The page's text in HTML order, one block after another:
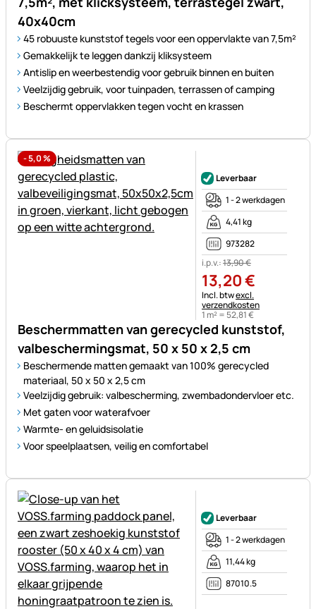
40x40cm
45 robuuste kunststof tegels voor een oppervlakte van 7,5m²
Gemakkelijk te leggen dankzij kliksysteem
Antislip en weerbestendig voor gebruik binnen en buiten
Veelzijdig gebruik, voor tuinpaden, terrassen of camping
Beschermt oppervlakken tegen vocht en krassen
-5,0%
Beschermmatten van gerecycled kunststof,
valbeschermingsmat, 50 x 50 x 2,5 cm
Beschermende matten gemaakt van 100% gerecycled
materiaal, 50 x 50 x 2,5 cm
Veelzijdig gebruik: valbescherming, zwembadondervloer etc.
Met gaten voor waterafvoer
Warmte- en geluidsisolatie
Voor speelplaatsen, veilig en comfortabel
Leverbaar
1 - 2 werkdagen
4,41 kg
973282
i.p.v.:13,90€
13,20€
Belastinginformatie:
Incl. btwexcl.
verzendkosten
1 m² = 52,81€
Leverbaar
1 - 2 werkdagen
11,44 kg
87010.5